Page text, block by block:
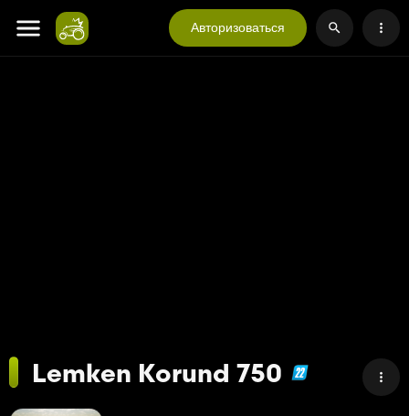
Авторизоваться
Lemken Korund 750